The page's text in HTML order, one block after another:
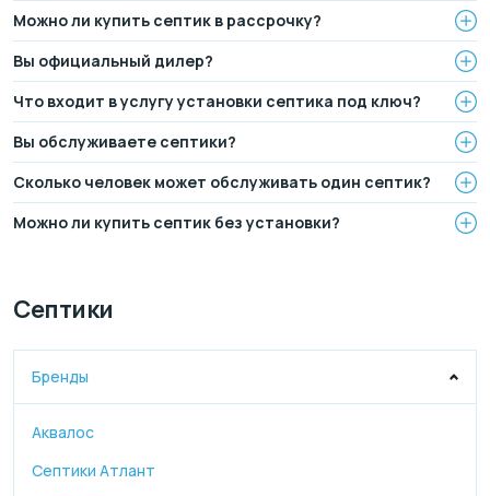
Можно ли купить септик в рассрочку?
Вы официальный дилер?
Что входит в услугу установки септика под ключ?
Вы обслуживаете септики?
Сколько человек может обслуживать один септик?
Можно ли купить септик без установки?
Септики
Бренды
Аквалос
Септики Атлант